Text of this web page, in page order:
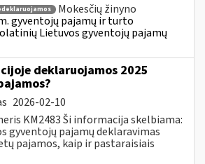
Mokesčių žinyno
gyventojų pajamų ir turto
Lietuvos gyventojų pajamų
deklaruojamos 2025
2026-02-10
KM2483 Ši informacija skelbiama:
gyventojų pajamų deklaravimas
pajamos, kaip ir pastaraisiais